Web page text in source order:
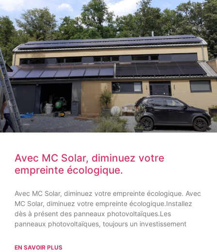
Avec MC Solar, diminuez votre
empreinte écologique.
Avec MC Solar, diminuez votre empreinte écologique. Avec
MC Solar, diminuez votre empreinte écologique.Installez
dès à présent des panneaux photovoltaïques.Les
panneaux photovoltaïques, toujours un investissement
EN SAVOIR PLUS